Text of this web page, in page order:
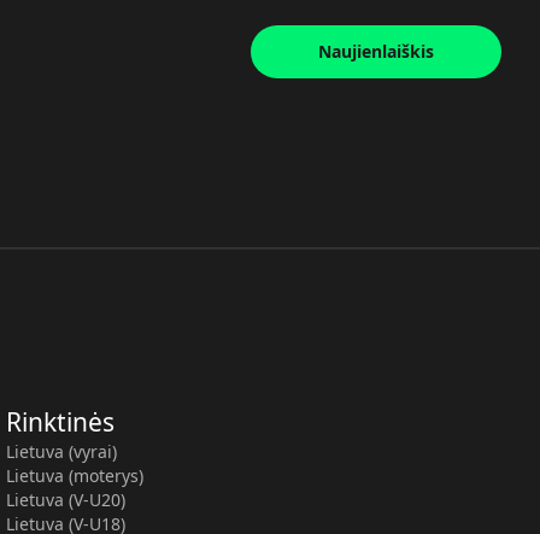
Naujienlaiškis
Rinktinės
Lietuva (vyrai)
Lietuva (moterys)
Lietuva (V-U20)
Lietuva (V-U18)